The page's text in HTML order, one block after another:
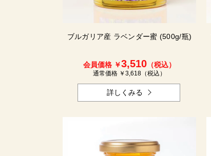
ブルガリア産 ラベンダー蜜 (500g/瓶)
会員価格 ￥3,510 （税込）
通常価格 ￥ 3,618 （税込）
詳しくみる